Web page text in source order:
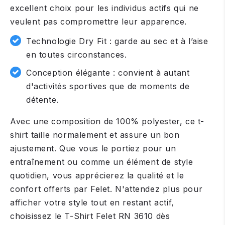
excellent choix pour les individus actifs qui ne
veulent pas compromettre leur apparence.
Technologie Dry Fit : garde au sec et à l’aise
en toutes circonstances.
Conception élégante : convient à autant
d'activités sportives que de moments de
détente.
Avec une composition de 100% polyester, ce t-
shirt taille normalement et assure un bon
ajustement. Que vous le portiez pour un
entraînement ou comme un élément de style
quotidien, vous apprécierez la qualité et le
confort offerts par Felet. N'attendez plus pour
afficher votre style tout en restant actif,
choisissez le T-Shirt Felet RN 3610 dès